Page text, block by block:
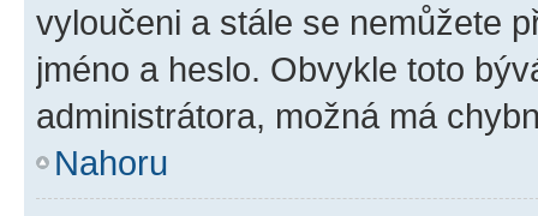
vyloučeni a stále se nemůžete
jméno a heslo. Obvykle toto
administrátora, možná má
Nahoru